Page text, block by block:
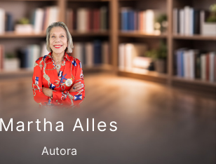
Martha Alles
Autora